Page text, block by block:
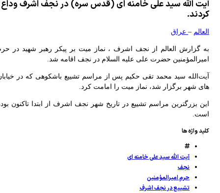
ایجاد مسیر دوم را در تنگه هرمز نمی‌دهیم
مبلغ کالابرگ افزایش می‌یابد/ اصلاح نظام بانکی ادامه دارد
الله سید علی خامنه ای (قدس سره) در نجف اشرف وداع
–عراق
گزارش العالم از نجف اشرف ، نماز میت بر پیکر رهبر شهید در حرم
حضرت علی علیه ‌السلام در نجف اقامه شد.
سید محمد تقی حکیم پس از مراسم تشییع باشکوهی که در خیابان
شهر برگزار شد، نماز میت را امامت کرد.
بزرگترین مراسم تشییع در تاریخ شهر نجف اشرف از ابتدا تاکنون بوده
واژه ها
آیت الله سید علی خامنه ای
نجف
حرم امیرالمؤمنین
تشییع در نجف اشرف